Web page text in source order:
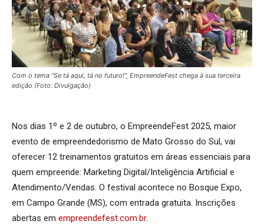
Com o tema “Se tá aqui, tá no futuro!”, EmpreendeFest chega à sua terceira
edição (Foto: Divulgação)
Nos dias 1º e 2 de outubro, o EmpreendeFest 2025, maior
evento de empreendedorismo de Mato Grosso do Sul, vai
oferecer 12 treinamentos gratuitos em áreas essenciais para
quem empreende: Marketing Digital/Inteligência Artificial e
Atendimento/Vendas. O festival acontece no Bosque Expo,
em Campo Grande (MS), com entrada gratuita. Inscrições
abertas em empreendefest.com.br.